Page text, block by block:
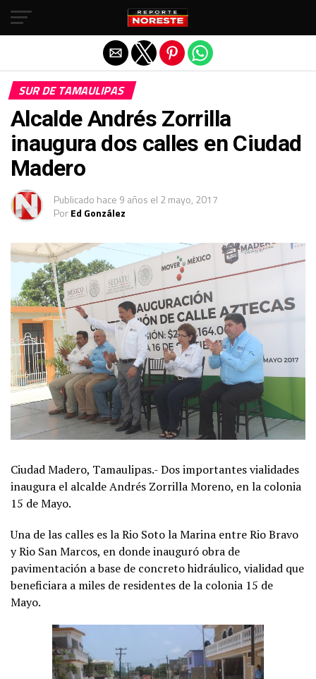
SUR DE TAMAULIPAS
Alcalde Andrés Zorrilla
inaugura dos calles en Ciudad
Madero
Publicado hace 9 años el 2 mayo, 2017
PorEd González
Ciudad Madero, Tamaulipas.- Dos importantes vialidades
inaugura el alcalde Andrés Zorrilla Moreno, en la colonia
15 de Mayo.
Una de las calles es la Rio Soto la Marina entre Rio Bravo
y Rio San Marcos, en donde inauguró obra de
pavimentación a base de concreto hidráulico, vialidad que
beneficiara a miles de residentes de la colonia 15 de
Mayo.
Salir de la versión móvil